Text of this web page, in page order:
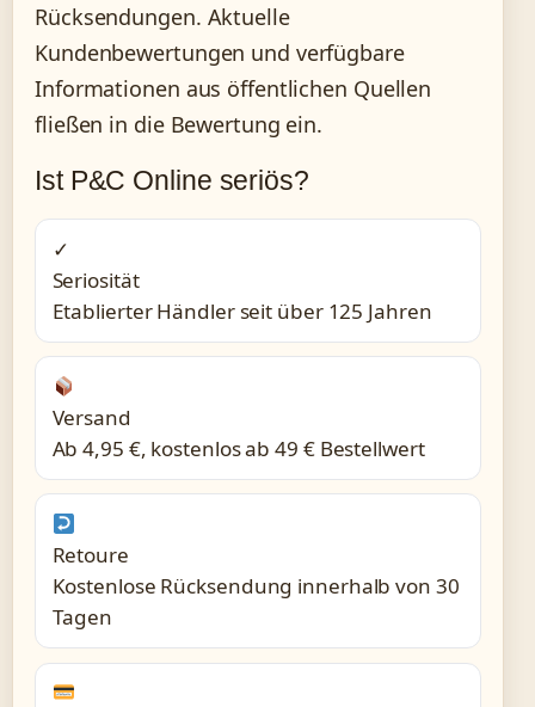
Rücksendungen. Aktuelle
Kundenbewertungen und verfügbare
Informationen aus öffentlichen Quellen
fließen in die Bewertung ein.
Ist P&C Online seriös?
✓
Seriosität
Etablierter Händler seit über 125 Jahren
Versand
Ab 4,95 €, kostenlos ab 49 € Bestellwert
Retoure
Kostenlose Rücksendung innerhalb von 30
Tagen